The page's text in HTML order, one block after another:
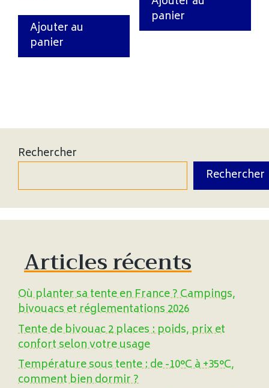
Ajouter au
panier
panier
Rechercher
Rechercher
Articles récents
Où planter sa tente en France ? Campings,
bivouacs et réglementations 2026
Tente de bivouac 2 places : poids, prix et
confort selon votre usage
Température sous tente : de -10°C à +35°C,
comment bien dormir ?